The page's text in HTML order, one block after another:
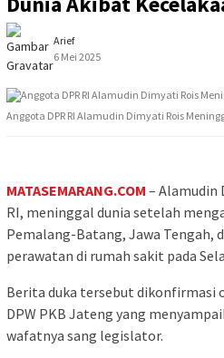
Arief
6 Mei 2025
Anggota DPR RI Alamudin Dimyati Rois
MATASEMARANG.COM – Alamudin
RI, meninggal dunia setelah
Pemalang-Batang, Jawa Tengah,
perawatan di rumah sakit pada
Berita duka tersebut dikonfirmasi
DPW PKB Jateng yang
wafatnya sang legislator.